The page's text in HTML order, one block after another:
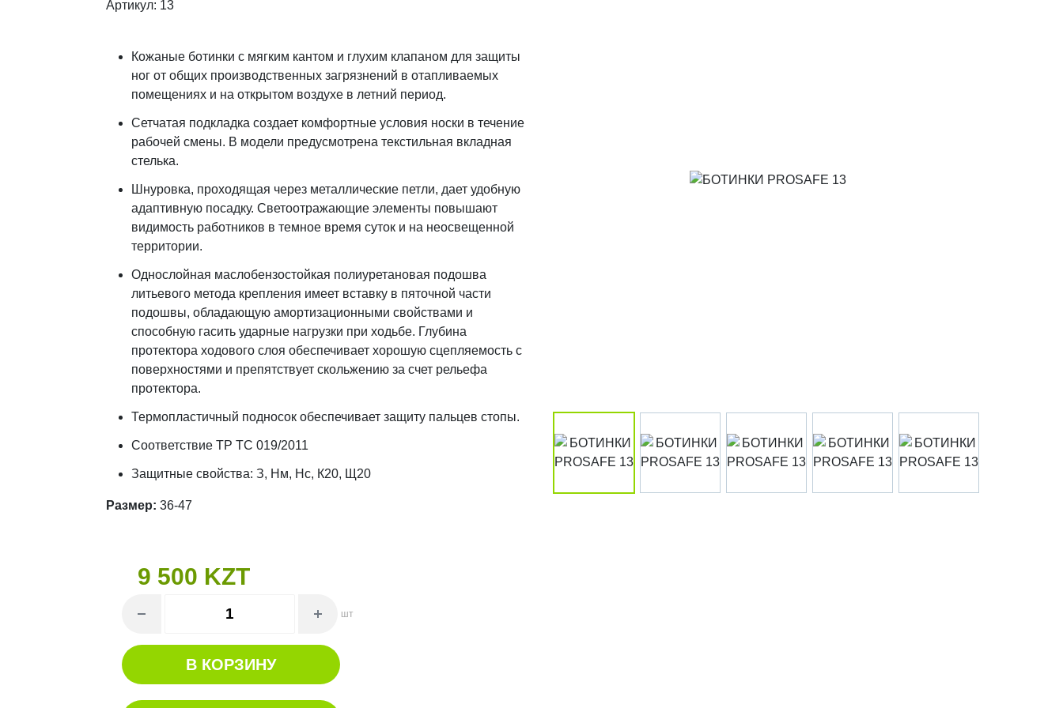
Артикул: 13
Кожаные ботинки c мягким кантом и глухим клапаном для защиты
ног от общих производственных загрязнений в отапливаемых
помещениях и на открытом воздухе в летний период.
Сетчатая подкладка создает комфортные условия носки в течение
рабочей смены. В модели предусмотрена текстильная вкладная
стелька.
Шнуровка, проходящая через металлические петли, дает удобную
адаптивную посадку. Светоотражающие элементы повышают
видимость работников в темное время суток и на неосвещенной
территории.
Однослойная маслобензостойкая полиуретановая подошва
литьевого метода крепления имеет вставку в пяточной части
подошвы, обладающую амортизационными свойствами и
способную гасить ударные нагрузки при ходьбе. Глубина
протектора ходового слоя обеспечивает хорошую сцепляемость с
поверхностями и препятствует скольжению за счет рельефа
протектора.
Термопластичный подносок обеспечивает защиту пальцев стопы.
Соответствие ТР ТС 019/2011
Защитные свойства: З, Нм, Нс, К20, Щ20
Размер: 36-47
9 500 KZT
шт
В КОРЗИНУ